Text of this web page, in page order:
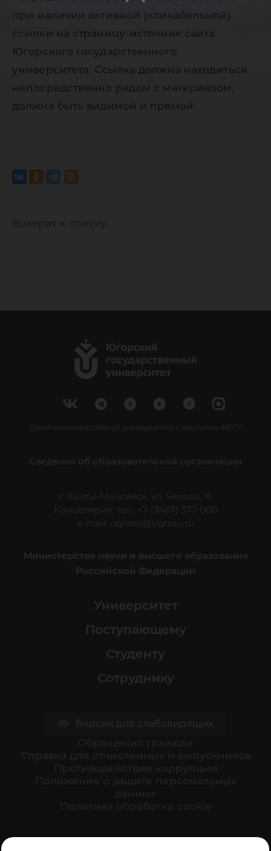
при наличии активной (кликабельной)
ссылки на страницу-источник сайта
Югорского государственного
университета. Ссылка должна находиться
непосредственно рядом с материалом,
должна быть видимой и прямой.
Возврат к списку
Делитесь новостями об университете с хештегом #ЮГУ
Сведения об образовательной организации
г. Ханты-Мансийск, ул. Чехова, 16
Канцелярия: тел.: +7 (3467) 377-000
e-mail:
ugrasu@ugrasu.ru
Министерство науки и высшего образования
Российской Федерации
Университет
Поступающему
Студенту
Сотруднику